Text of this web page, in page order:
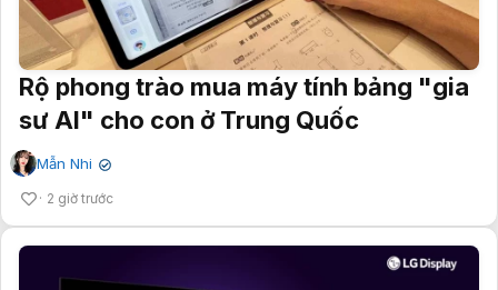
Rộ phong trào mua máy tính bảng "gia
sư AI" cho con ở Trung Quốc
Mẫn Nhi ✔
2 giờ trước